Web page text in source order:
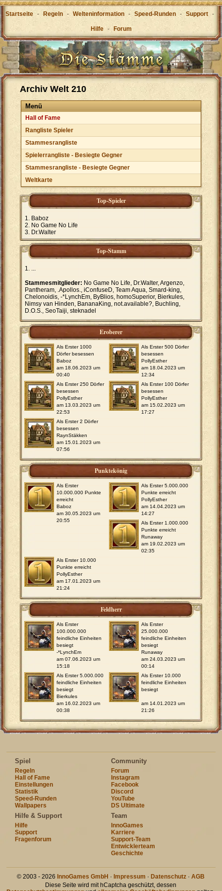
Startseite - Regeln - Welteninformation - Speed-Runden - Support -
Hilfe - Forum
Archiv Welt 210
Menü
Hall of Fame
Rangliste Spieler
Stammesrangliste
Spielerrangliste - Besiegte Gegner
Stammesrangliste - Besiegte Gegner
Weltkarte
Top-Spieler
Baboz
No Game No Life
Dr.Walter
Top-Stamm
...
Stammesmitglieder: No Game No Life, Dr.Walter, Argenzo,
Pantheram, .Apollos., iConfuseD, Team Aqua, Smard-king,
Chelonoidis, -*LynchEm, ByBlios, homoSuperior, Bierkules,
Nimsy van Hinden, BananaKing, not.available?, Buchling,
D.O.S., SeoTaiji, steknadel
Eroberer
Als Erster 1000
Dörfer besessen
Baboz
am 18.06.2023 um
00:40
Als Erster 500 Dörfer
besessen
PollyEsther
am 18.04.2023 um
12:34
Als Erster 250 Dörfer
besessen
PollyEsther
am 13.03.2023 um
22:53
Als Erster 100 Dörfer
besessen
PollyEsther
am 15.02.2023 um
17:27
Als Erster 2 Dörfer
besessen
RaynStäkken
am 15.01.2023 um
07:56
Punktekönig
Als Erster
10.000.000 Punkte
erreicht
Baboz
am 30.05.2023 um
20:55
Als Erster 5.000.000
Punkte erreicht
PollyEsther
am 14.04.2023 um
14:27
Als Erster 1.000.000
Punkte erreicht
Runaway
am 19.02.2023 um
02:35
Als Erster 10.000
Punkte erreicht
PollyEsther
am 17.01.2023 um
21:24
Feldherr
Als Erster
100.000.000
feindliche Einheiten
besiegt
-*LynchEm
am 07.06.2023 um
15:18
Als Erster
25.000.000
feindliche Einheiten
besiegt
Runaway
am 24.03.2023 um
00:14
Als Erster 5.000.000
feindliche Einheiten
besiegt
Bierkules
am 16.02.2023 um
00:38
Als Erster 10.000
feindliche Einheiten
besiegt
am 14.01.2023 um
21:26
Spiel
Regeln
Hall of Fame
Einstellungen
Statistik
Speed-Runden
Wallpapers
Community
Forum
Instagram
Facebook
Discord
YouTube
DS Ultimate
Hilfe & Support
Hilfe
Support
Fragenforum
Team
InnoGames
Karriere
Support-Team
Entwicklerteam
Geschichte
© 2003 - 2026 InnoGames GmbH · Impressum · Datenschutz ·AGB
Diese Seite wird mit hCaptcha geschützt, dessen